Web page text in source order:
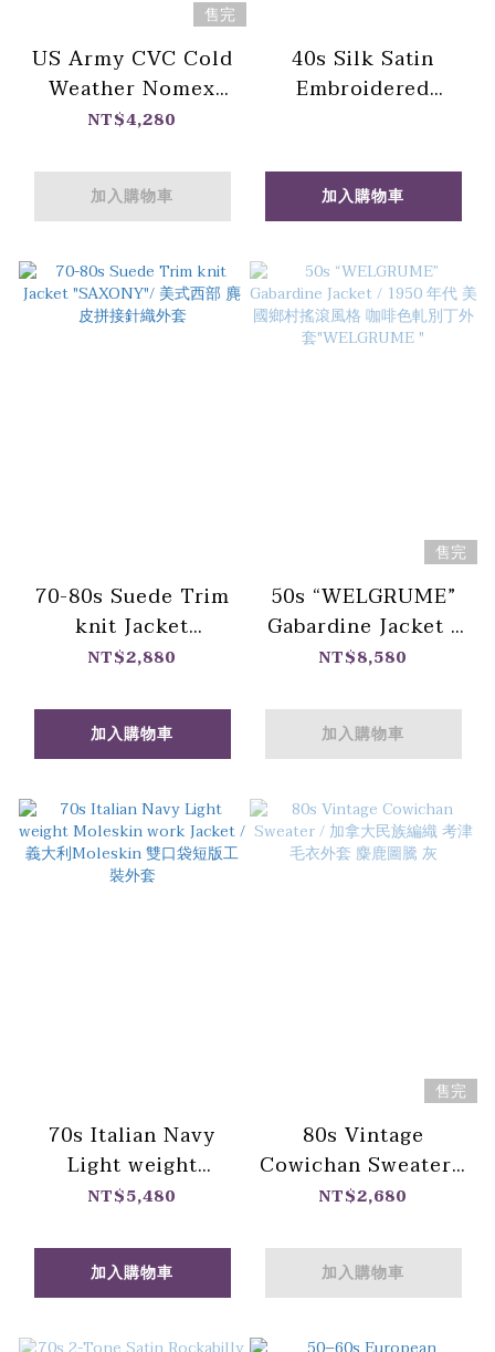
售完
US Army CVC Cold
Weather Nomex
Tanker Jacket / 美軍
NT$4,280
加入購物車
40s Silk Satin
Embroidered
龍柄刺繡紀念襯衫
加入購物車
70-80s Suede Trim
knit Jacket
"SAXONY"/ 美式西部
NT$2,880
加入購物車
售完
50s “WELGRUME”
Gabardine Jacket /
1950 年代 美國鄉村搖
外套"WELGRUME "
NT$8,580
加入購物車
70s Italian Navy
Light weight
Moleskin work
Moleskin 雙口袋短版
工裝外套
NT$5,480
加入購物車
售完
80s Vintage
Cowichan Sweater /
加拿大民族編織 考津
NT$2,680
加入購物車